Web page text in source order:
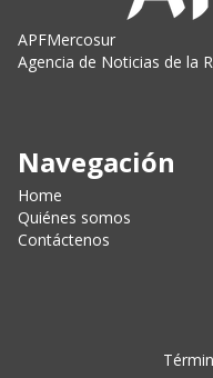
APFMercosur
Agencia de Noticias de la
Navegación
Home
Quiénes somos
Contáctenos